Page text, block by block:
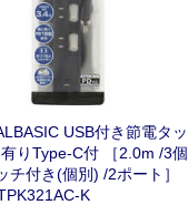
USB付き節電タッ
りType-C付 ［2.0m /3個
チ付き(個別) /2ポート］
K